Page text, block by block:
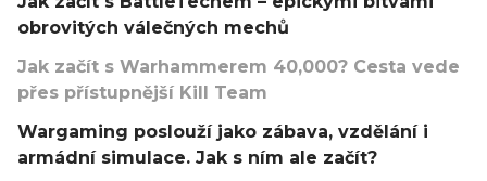
obrovitých válečných mechů
Jak začít s Warhammerem 40,000? Cesta vede
přes přístupnější Kill Team
Wargaming poslouží jako zábava, vzdělání i
armádní simulace. Jak s ním ale začít?